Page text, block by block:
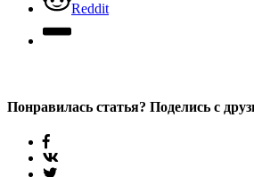
Reddit
Понравилась статья? Поделись с